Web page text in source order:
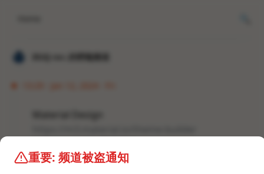
𝐙𝐆𝐐 ɪɴᴄ.的唠嗑频道
我以后大概用得上这个，只要学校不硬塞几坨答辩
重要: 频道被盗通知